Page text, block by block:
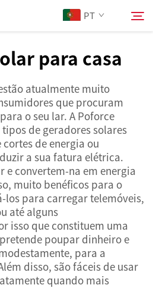
PT
Pesquisar
para casa
atualmente muito
que procuram
o seu lar. A Poforce
de geradores solares
de energia ou
a sua fatura elétrica.
e convertem-na em energia
muito benéficos para o
los para carregar telemóveis,
até alguns
isso que constituem uma
poupar dinheiro e
para a
disso, são fáceis de usar
quando mais